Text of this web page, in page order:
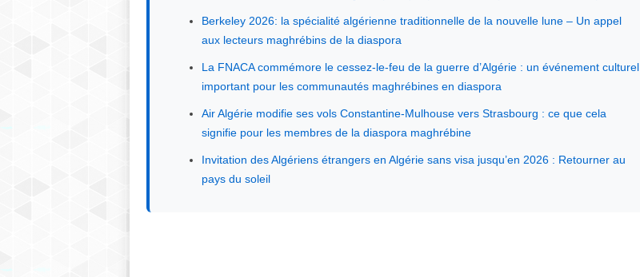
Berkeley 2026: la spécialité algérienne traditionnelle de la nouvelle lune – Un appel
aux lecteurs maghrébins de la diaspora
La FNACA commémore le cessez-le-feu de la guerre d’Algérie : un événement culturel
important pour les communautés maghrébines en diaspora
Air Algérie modifie ses vols Constantine-Mulhouse vers Strasbourg : ce que cela
signifie pour les membres de la diaspora maghrébine
Invitation des Algériens étrangers en Algérie sans visa jusqu’en 2026 : Retourner au
pays du soleil